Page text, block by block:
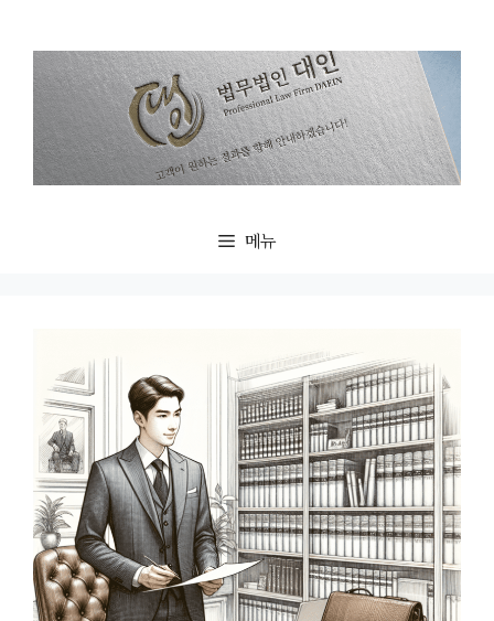
메뉴